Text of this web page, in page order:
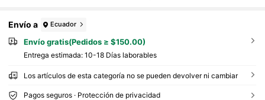
Envío a Ecuador
Envío gratis(Pedidos ≥ $150.00)
Entrega estimada: 10-18 Días laborables
Los artículos de esta categoría no se pueden devolver ni cambiar
Pagos seguros · Protección de privacidad